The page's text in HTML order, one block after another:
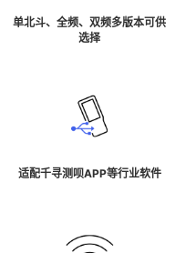
单北斗、全频、双频多版本可供
选择
适配千寻测呗APP等行业软件